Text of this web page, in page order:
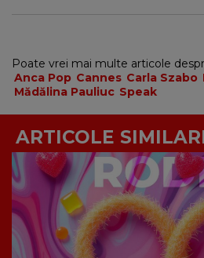
Poate vrei mai multe articole
Anca Pop Cannes Carla Szabo
Mădălina Pauliuc Speak
ARTICOLE